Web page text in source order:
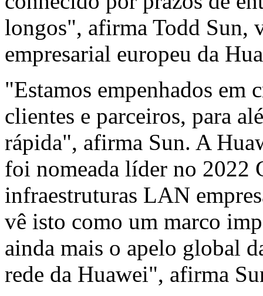
longos", afirma Todd Sun,
empresarial europeu da
"Estamos empenhados em
clientes e parceiros, para
rápida", afirma Sun. A
foi nomeada líder no
infraestruturas LAN
vê isto como um marco
ainda mais o apelo global
rede da Huawei", afirma